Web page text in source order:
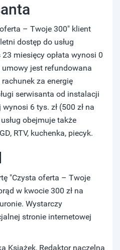
– Twoje 300" klient
dostęp do usług
miesięcy opłata wynosi 0
jest refundowana
za energię
serwisanta od instalacji
6 tys. zł (500 zł na
obejmuje także
RTV, kuchenka, piecyk.
"Czysta oferta – Twoje
w kwocie 300 zł na
Wystarczy
stronie internetowej
Książek, Redaktor naczelna